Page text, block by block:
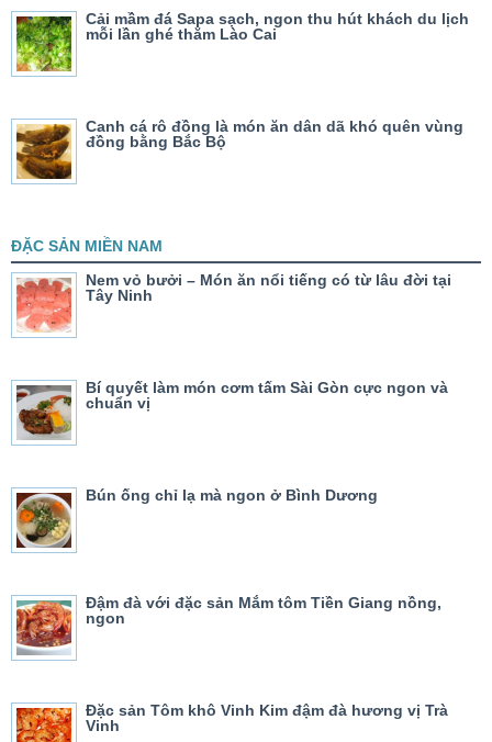
Cải mầm đá Sapa sạch, ngon thu hút khách du lịch
mỗi lần ghé thăm Lào Cai
Canh cá rô đồng là món ăn dân dã khó quên vùng
đồng bằng Bắc Bộ
ĐẶC SẢN MIỀN NAM
Nem vỏ bưởi – Món ăn nổi tiếng có từ lâu đời tại
Tây Ninh
Bí quyết làm món cơm tấm Sài Gòn cực ngon và
chuẩn vị
Bún ống chỉ lạ mà ngon ở Bình Dương
Đậm đà với đặc sản Mắm tôm Tiền Giang nồng,
ngon
Đặc sản Tôm khô Vinh Kim đậm đà hương vị Trà
Vinh